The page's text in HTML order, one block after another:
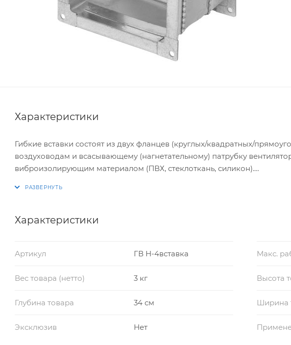
Характеристики
Гибкие вставки состоят из двух фланцев (круглых/квадратных/
воздуховодам и всасывающему (нагнетательному) патрубку
виброизолирующим материалом (ПВХ, стеклоткань, силикон).
гибкие вставки на всасывающей и нагнетающей части одинаковы.
Характеристики
Артикул ГВ Н-4вставка Макс.
Вес товара (нетто) 3 кг Высота
Глубина товара 34 см Ширина
Эксклюзив Нет